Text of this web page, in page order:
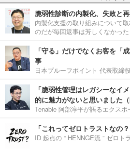
脆弱性診断の内製化、失敗と
内製化支援の取り組みについて
のだが毎回返事は芳しくなかった
「守る」だけでなくお客を「
事
日本プルーフポイント 代表取締
「脆弱性管理はレガシーなイ
的に魅力がないと思いました（
Tenable 阿部淳平が語るエクスポ
「これってゼロトラストなの
ID 起点の “ HENNGE流 ” ゼロト